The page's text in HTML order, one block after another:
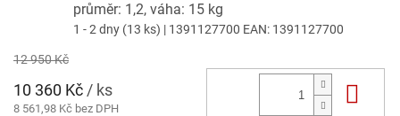
průměr: 1,2, váha: 15 kg
1 - 2 dny (13 ks) | 1391127700 EAN: 1391127700
12 950 Kč
10 360 Kč / ks
8 561,98 Kč bez DPH